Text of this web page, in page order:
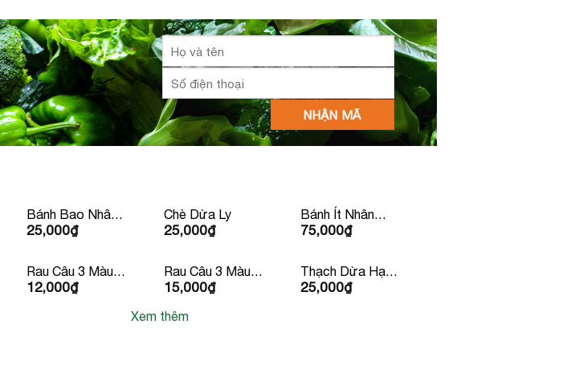
Bánh Bao Nhân
Thịt Xá Xíu
25,000₫
Chè Dừa Ly
25,000₫
Bánh Ít Nhân
Tôm Thịt
75,000₫
Rau Câu 3 Màu
Chén
12,000₫
Rau Câu 3 Màu
Ly
15,000₫
Thạch Dừa Hạt
Chia
25,000₫
Xem thêm